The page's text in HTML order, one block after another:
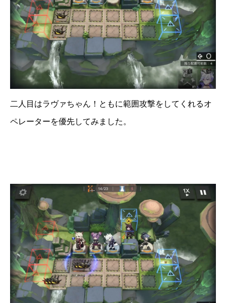
二人目はラヴァちゃん！ともに範囲攻撃をしてくれるオ
ペレーターを優先してみました。